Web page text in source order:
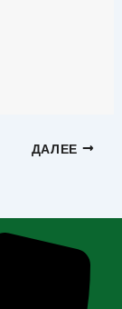
ДАЛЕЕ